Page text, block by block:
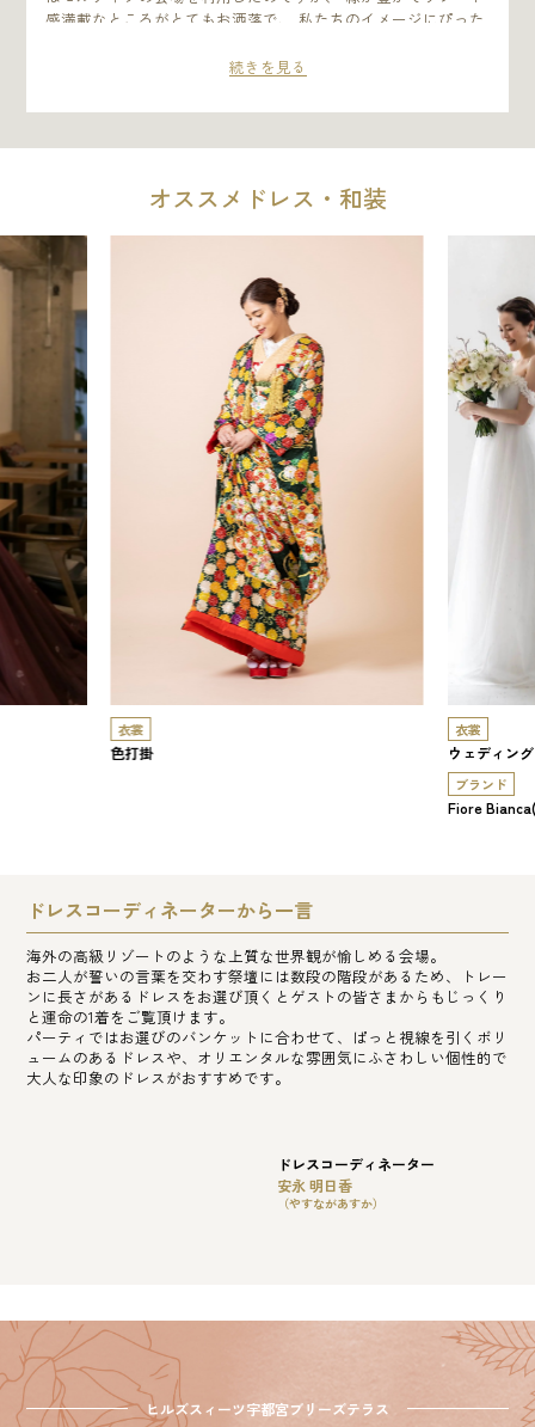
感満載なところがとてもお洒落で、 私たちのイメージにぴった
ん、 その後最後まで私たちをサポートして頂いたプランナーさ
ことも決め手のひとつです。
続きを見る
オススメドレス・和装
衣裳
色打掛
衣裳
ウェディン
ブランド
Fiore
ドレスコーディネーター
安永 明日香
（やすながあすか）
ドレスコーディネーターから一言
海外の高級リゾートのような上質な世界観が愉しめる会場。
お二人が誓いの言葉を交わす祭壇には数段の階段があるため、トレー
ンに長さがあるドレスをお選び頂くとゲストの皆さまからもじっくり
と運命の1着をご覧頂けます。
パーティではお選びのバンケットに合わせて、ぱっと視線を引くボリ
ュームのあるドレスや、オリエンタルな雰囲気にふさわしい個性的で
大人な印象のドレスがおすすめです。
ヒルズスィーツ宇都宮ブリーズテラス